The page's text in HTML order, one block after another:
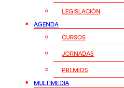
LEGISLACIÓN
AGENDA
CURSOS
JORNADAS
PREMIOS
MULTIMEDIA